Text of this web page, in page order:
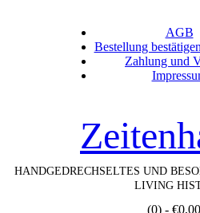
AGB
Bestellung
Zahlung und
HANDGEDRECHSELTES UND
LIVING
(0)- €0,00